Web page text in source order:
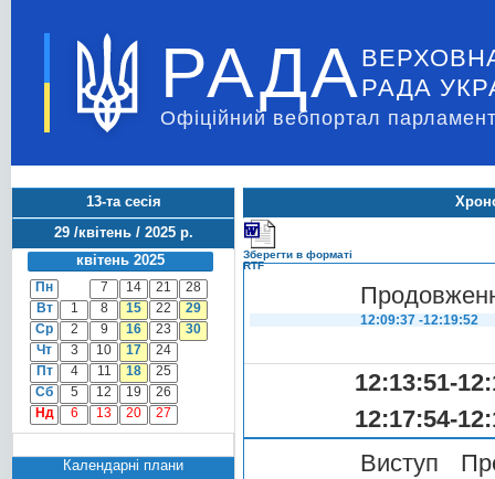
РАДА РАДА
Офіційний вебпортал
13-та сесія
29 /квітень / 2025 р.
квітень 2025
Пн 7 14 21
28
Вт
1 8 15 22
29
Ср
2 9 16 23
30
Чт
3 10 17
24
Пт
4 11 18
25
Сб
5 12 19
26
Нд
6 13 20 27
Календарні плани
Зберегти в форматі
RTF
12:09:37 -12:19:52
12:13:51-
12:17:54-
Виступ